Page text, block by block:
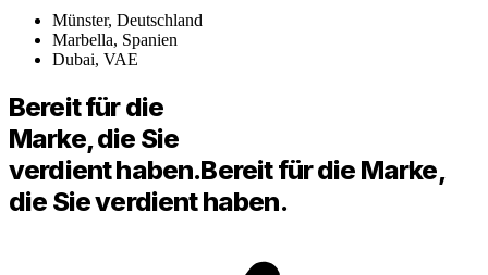
Münster, Deutschland
Marbella, Spanien
Dubai, VAE
Bereit für die
Marke, die Sie
verdient haben.Bereit für die Marke,
die Sie verdient haben.